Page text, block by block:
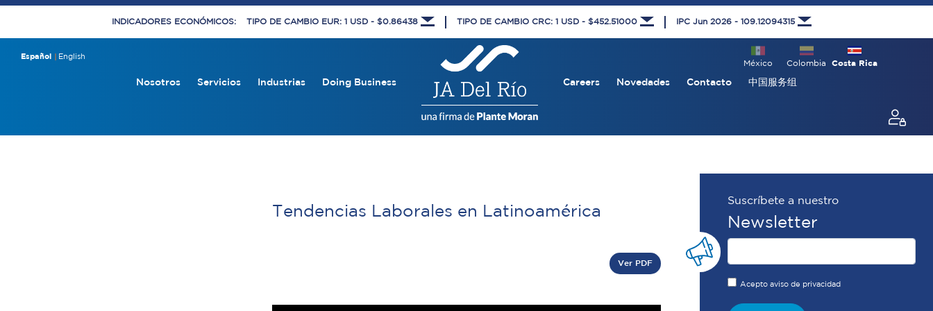
INDICADORES ECONÓMICOS: TIPO DE CAMBIO EUR: 1 USD - $0.86438 TIPO DE CAMBIO CRC: 1 USD - $452.51000 IPC Jun 2026 - 109.12094315
Español English
Costa Rica
Colombia
México
Nosotros Servicios Industrias Doing Business Careers Novedades Contacto 中国服务组
Suscríbete a nuestro
Newsletter
Acepto aviso de privacidad
Tendencias Laborales en Latinoamérica
Ver PDF